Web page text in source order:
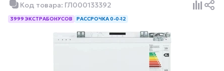
Код товара: ГЛ000133392
3999 ЭКСТРАБОНУСОВ РАССРОЧКА 0-0-12